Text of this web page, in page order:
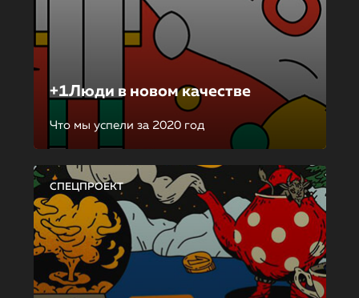
+1Люди в новом качестве
Что мы успели за 2020 год
СПЕЦПРОЕКТ